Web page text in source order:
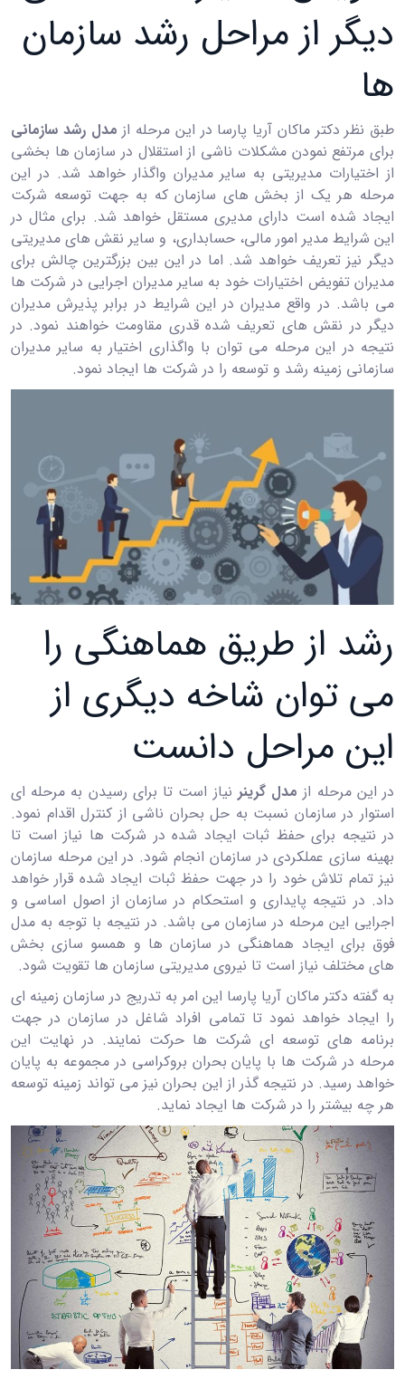
دیگر از مراحل رشد سازمان
ها
طبق نظر دکتر ماکان آریا پارسا در این مرحله از مدل رشد سازمانی
برای مرتفع نمودن مشکلات ناشی از استقلال در سازمان ها بخشی
از اختیارات مدیریتی به سایر مدیران واگذار خواهد شد. در این
مرحله هر یک از بخش های سازمان که به جهت توسعه شرکت
ایجاد شده است دارای مدیری مستقل خواهد شد. برای مثال در
این شرایط مدیر امور مالی، حسابداری، و سایر نقش های مدیریتی
دیگر نیز تعریف خواهد شد. اما در این بین بزرگترین چالش برای
مدیران تفویض اختیارات خود به سایر مدیران اجرایی در شرکت ها
می باشد. در واقع مدیران در این شرایط در برابر پذیرش مدیران
دیگر در نقش های تعریف شده قدری مقاومت خواهند نمود. در
نتیجه در این مرحله می توان با واگذاری اختیار به سایر مدیران
سازمانی زمینه رشد و توسعه را در شرکت ها ایجاد نمود.
رشد از طریق هماهنگی را
می توان شاخه دیگری از
این مراحل دانست
در این مرحله از مدل گرینر نیاز است تا برای رسیدن به مرحله ای
استوار در سازمان نسبت به حل بحران ناشی از کنترل اقدام نمود.
در نتیجه برای حفظ ثبات ایجاد شده در شرکت ها نیاز است تا
بهینه سازی عملکردی در سازمان انجام شود. در این مرحله سازمان
نیز تمام تلاش خود را در جهت حفظ ثبات ایجاد شده قرار خواهد
داد. در نتیجه پایداری و استحکام در سازمان از اصول اساسی و
اجرایی این مرحله در سازمان می باشد. در نتیجه با توجه به مدل
فوق برای ایجاد هماهنگی در سازمان ها و همسو سازی بخش
های مختلف نیاز است تا نیروی مدیریتی سازمان ها تقویت شود.
به گفته دکتر ماکان آریا پارسا این امر به تدریج در سازمان زمینه ای
را ایجاد خواهد نمود تا تمامی افراد شاغل در سازمان در جهت
برنامه های توسعه ای شرکت ها حرکت نمایند. در نهایت این
مرحله در شرکت ها با پایان بحران بروکراسی در مجموعه به پایان
خواهد رسید. در نتیجه گذر از این بحران نیز می تواند زمینه توسعه
هر چه بیشتر را در شرکت ها ایجاد نماید.